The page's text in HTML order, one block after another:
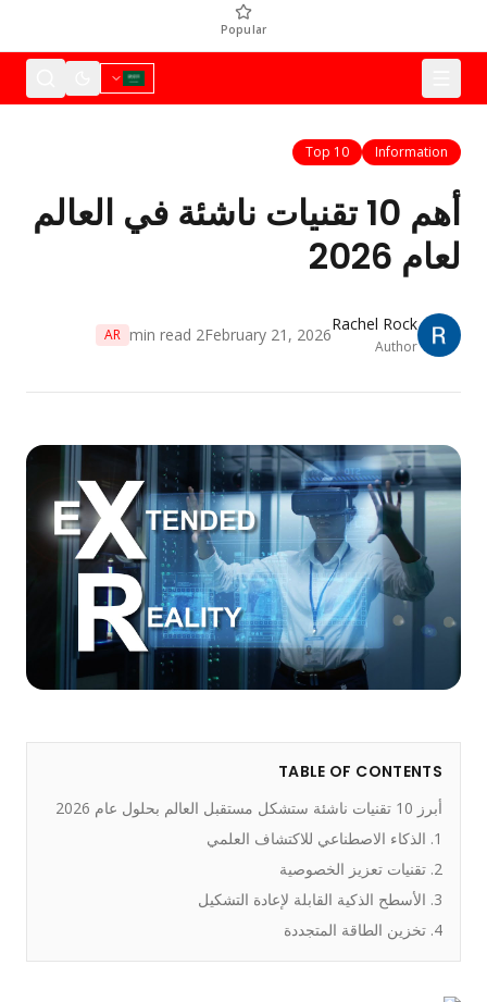
Popular
Information
Top 10
أهم 10 تقنيات ناشئة في العالم
لعام 2026
Rachel Rock
Author
February 21, 2026
2
AR
TABLE OF CONTENTS
أبرز 10 تقنيات ناشئة ستشكل مستقبل العالم بحلول عام 2026
1. الذكاء الاصطناعي للاكتشاف العلمي
2. تقنيات تعزيز الخصوصية
3. الأسطح الذكية القابلة لإعادة التشكيل
4. تخزين الطاقة المتجددة